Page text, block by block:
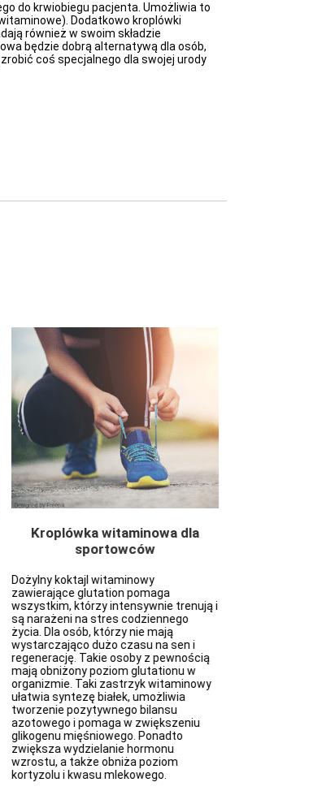
do krwiobiegu pacjenta. Umożliwia to
Dodatkowo kroplówki
również w swoim składzie
będzie dobrą alternatywą dla osób,
coś specjalnego dla swojej urody
Kroplówka witaminowa dla
sportowców
Dożylny koktajl witaminowy
zawierające glutation pomaga
wszystkim, którzy intensywnie trenują i
są narażeni na stres codziennego
życia. Dla osób, którzy nie mają
wystarczająco dużo czasu na sen i
regenerację. Takie osoby z pewnością
mają obniżony poziom glutationu w
organizmie. Taki zastrzyk witaminowy
ułatwia syntezę białek, umożliwia
tworzenie pozytywnego bilansu
azotowego i pomaga w zwiększeniu
glikogenu mięśniowego. Ponadto
zwiększa wydzielanie hormonu
wzrostu, a także obniża poziom
kortyzolu i kwasu mlekowego.